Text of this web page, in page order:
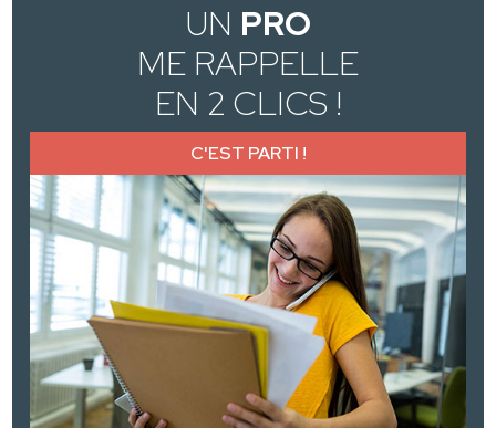
UN PRO
ME RAPPELLE
EN 2 CLICS !
C'EST PARTI !